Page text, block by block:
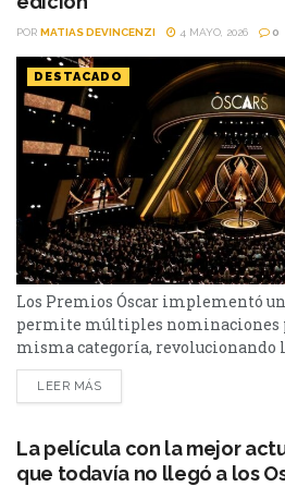
POR MATIAS DEVINCENZI 4 MAYO, 2026 0
DESTACADO
Los Premios Óscar implementó
permite múltiples nominaciones
misma categoría, revolucionando
estrategia de los estudios. Los
introducir una modificación que
desde ahora, intérpretes podrán
una vez en la misma categoría
LEER MÁS
La película con la mejor
que todavía no llegó a los